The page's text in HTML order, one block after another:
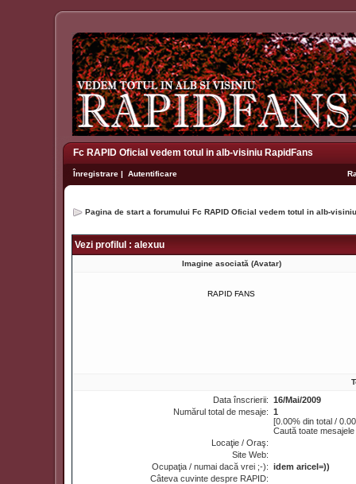
Fc RAPID Oficial vedem totul in alb-visiniu RapidFans
Înregistrare | Autentificare
Pagina de start a forumului Fc RAPID Oficial vedem totul in alb-
Vezi profilul : alexuu
Imagine asociată (Avatar)
RAPID FANS
Data înscrierii: 16/Mai/2009
Numărul total de mesaje: 1
[0.00% din total /
Caută toate
Locaţie / Oraş:
Site Web:
Ocupaţia / numai dacă vrei ;-): idem aricel=))
Câteva cuvinte despre RAPID: